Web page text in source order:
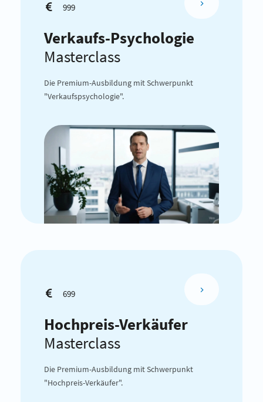
999
Verkaufs-Psychologie
Masterclass
Die Premium-Ausbildung mit Schwerpunkt
"Verkaufspsychologie".
699
Hochpreis-Verkäufer
Masterclass
Die Premium-Ausbildung mit Schwerpunkt
"Hochpreis-Verkäufer".